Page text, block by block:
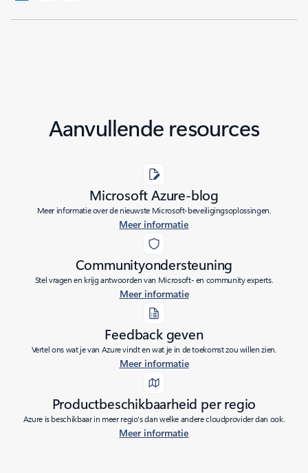
Aanvullende resources
Microsoft Azure-blog
Meer informatie over de nieuwste Microsoft-beveiligingsoplossingen.
Meer informatie
Communityondersteuning
Stel vragen en krijg antwoorden van Microsoft- en community experts.
Meer informatie
Feedback geven
Vertel ons wat je van Azure vindt en wat je in de toekomst zou willen zien.
Meer informatie
Productbeschikbaarheid per regio
Azure is beschikbaar in meer regio's dan welke andere cloudprovider dan ook.
Meer informatie